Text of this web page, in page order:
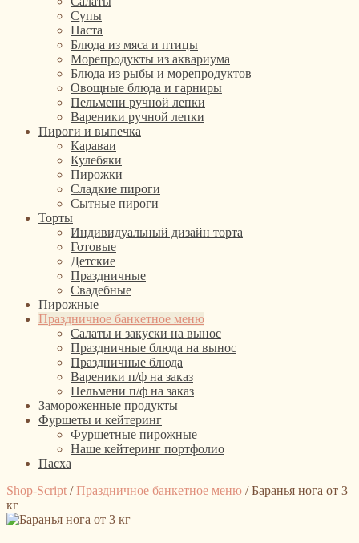
Супы
Паста
Блюда из мяса и птицы
Морепродукты из аквариума
Блюда из рыбы и морепродуктов
Овощные блюда и гарниры
Пельмени ручной лепки
Вареники ручной лепки
Пироги и выпечка
Караваи
Кулебяки
Пирожки
Сладкие пироги
Сытные пироги
Торты
Индивидуальный дизайн торта
Готовые
Детские
Праздничные
Свадебные
Пирожные
Праздничное банкетное меню
Салаты и закуски на вынос
Праздничные блюда на вынос
Праздничные блюда
Вареники п/ф на заказ
Пельмени п/ф на заказ
Замороженные продукты
Фуршеты и кейтеринг
Фуршетные пирожные
Наше кейтеринг портфолио
Пасха
Shop-Script /Праздничное банкетное меню /Баранья нога от 3
кг